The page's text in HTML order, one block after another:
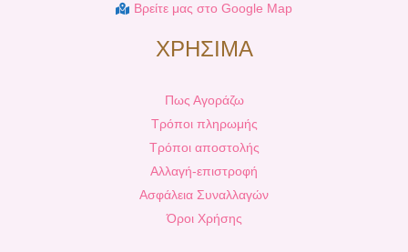
Βρείτε μας στο Google Map
ΧΡΗΣΙΜΑ
Πως Αγοράζω
Τρόποι πληρωμής
Τρόποι αποστολής
Αλλαγή-επιστροφή
Ασφάλεια Συναλλαγών
Όροι Χρήσης